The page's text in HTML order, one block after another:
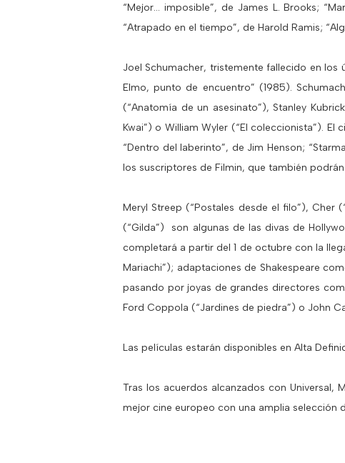
“Mejor… imposible”, de James L. Brooks;
“Atrapado en el tiempo”, de Harold Ramis;
Joel Schumacher, tristemente fallecido en
Elmo, punto de encuentro” (1985).
(“Anatomía de un asesinato”), Stanley
Kwai”) o William Wyler (“El coleccionista”).
“Dentro del laberinto”, de Jim Henson;
los suscriptores de Filmin, que también
Meryl Streep (“Postales desde el filo”), Cher
(“Gilda”) son algunas de las divas de
completará a partir del 1 de octubre con la
Mariachi”); adaptaciones de Shakespeare
pasando por joyas de grandes directores
Ford Coppola (“Jardines de piedra”) o John
Las películas estarán disponibles en Alta
Tras los acuerdos alcanzados con Universal,
mejor cine europeo con una amplia selección